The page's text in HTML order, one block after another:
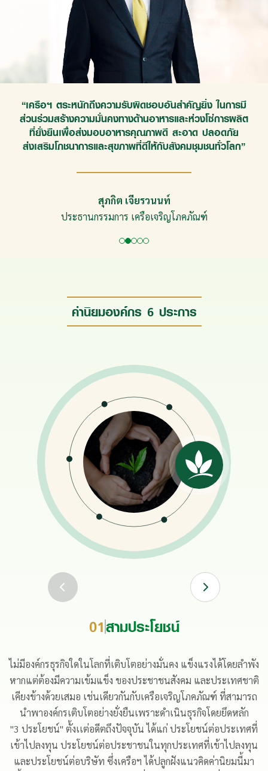
“การที่เครือฯ จะก้าวไปสู่ศตวรรษที่สองได้อย่างยั่งยืน
ตระหนักดีว่า “คน” คือปัจจัยที่สำคัญที่สุด เราเชื่อว่าพลัง
ของคนรุ่นใหม่คือแรงขับเคลื่อนสำคัญที่จะพาองค์กรประสบ
ความสำเร็จอย่างยั่งยืนต่อไปในอีกหลายศตวรรษข้างหน้า"
พิมลรัตน์ รีพัฒนาวิจิตรกุล
ผู้อำนวยการ สถาบันผู้นำเครือเจริญโภคภัณฑ์
“ผู้นำเก่งอย่างเดียวไม่พอ ต้องอดทน ขยัน ทุ่มเท มุ่งมั่น
ไม่ยอมแพ้ และมีวินัยที่สำคัญคือใจต้องกว้างเพื่อให้คน
ยอมรับนับถือได้ใจทีม”
ประธานอาวุโส เครือเจริญโภคภัณฑ์
“เครือฯ ตระหนักถึงความรับผิดชอบอันสำคัญยิ่ง ในการมี
ส่วนร่วมสร้างความมั่นคงทางด้านอาหารและห่วงโซ่การผลิต
ที่ยั่งยืนเพื่อส่งมอบอาหารคุณภาพดี สะอาด ปลอดภัย
ส่งเสริมโภชนาการและสุขภาพที่ดีให้กับสังคมชุมชนทั่วโลก”
สุภกิต เจียรวนนท์
ประธานกรรมการ เครือเจริญโภคภัณฑ์
“ก้าวต่อไปของเครือเจริญโภคภัณฑ์ นอกจากการดำเนิน
ธุรกิจอย่างยั่งยืนโดยคำนึงถึงสังคม เศรษฐกิจ และ
สิ่งแวดล้อมแล้ว เครือฯ จะมุ่งมั่นสร้างองค์กรแห่ง
นวัตกรรมคิดค้นพัฒนาสินค้าและบริการให้มีคุณภาพดียิ่งขึ้น
เป็นอาหารสมองที่มีคุณภาพ”
ประธานคณะผู้บริหาร เครือเจริญโภคภัณฑ์
“จะเปลี่ยนแปลงได้ต้องมีเป้าหมายใหญ่ กลยุทธ์ใหญ่ท่านก็
จะทำสิ่งที่ไม่ธรรมดาเพราะอย่าลืมว่าท่านก็ไม่ใช่คนธรรมดา
ท่านเป็นคนที่ทางเครือฯคาดหวังว่าจะเป็นผู้นำในอนาคต
ของซีพีและเราไม่ได้ต้องการให้ท่านทำสิ่งธรรมดา ต้องไปทำ
ดร.อาชว์ เตาลานนท์
“การที่เครือฯ จะก้าวไปสู่ศตวรรษที่สองได้อย่างยั่งยืน
ตระหนักดีว่า “คน” คือปัจจัยที่สำคัญที่สุด เราเชื่อว่าพลัง
ของคนรุ่นใหม่คือแรงขับเคลื่อนสำคัญที่จะพาองค์กรประสบ
ความสำเร็จอย่างยั่งยืนต่อไปในอีกหลายศตวรรษข้างหน้า"
พิมลรัตน์ รีพัฒนาวิจิตรกุล
ผู้อำนวยการ สถาบันผู้นำเครือเจริญโภคภัณฑ์
“ผู้นำเก่งอย่างเดียวไม่พอ ต้องอดทน ขยัน ทุ่มเท มุ่งมั่น
ไม่ยอมแพ้ และมีวินัยที่สำคัญคือใจต้องกว้างเพื่อให้คน
ยอมรับนับถือได้ใจทีม”
ประธานอาวุโส เครือเจริญโภคภัณฑ์
01 สามประโยชน์
ไม่มีองค์กรธุรกิจใดในโลกที่เติบโตอย่างมั่นคง แข็งแรงได้โดยลำพัง
หากแต่ต้องมีความเข้มแข็ง ของประชาชนสังคม และประเทศชาติ
เคียงข้างด้วยเสมอ เช่นเดียวกันกับเครือเจริญโภคภัณฑ์ ที่สามารถ
นำพาองค์กรเติบโตอย่างยั่งยืนเพราะดำเนินธุรกิจโดยยึดหลัก
"3 ประโยชน์"ตั้งเเต่อดีตถึงปัจจุบัน ได้แก่ ประโยชน์ต่อประเทศที่